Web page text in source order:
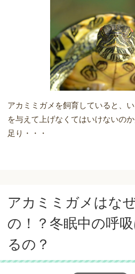
アカミミガメを飼育していると、
を与えて上げなくてはいけないの
足り・・・
アカミミガメはな
の！？冬眠中の呼
るの？